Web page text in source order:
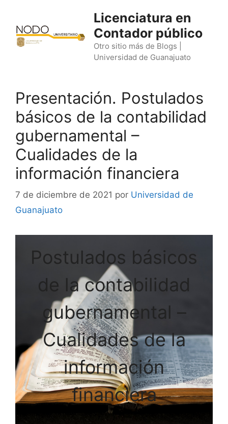
contenido
Licenciatura en
Contador público
Otro sitio más de Blogs |
Universidad de Guanajuato
Presentación. Postulados
básicos de la contabilidad
gubernamental –
Cualidades de la
información financiera
7 de diciembre de 2021 por Universidad de
Guanajuato
Postulados básicos
de la contabilidad
gubernamental –
Cualidades de la
información
financiera